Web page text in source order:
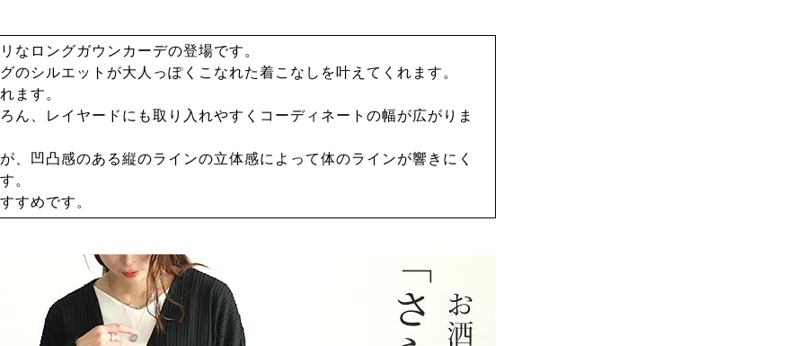
なロングガウンカーデの登場です。
のシルエットが大人っぽくこなれた着こなしを叶えてくれます。
ます。
ん、レイヤードにも取り入れやすくコーディネートの幅が広がりま
、凹凸感のある縦のラインの立体感によって体のラインが響きにく
。
すめです。